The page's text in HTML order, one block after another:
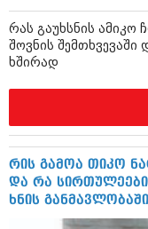
თებერვალი
იანვარი
(157)
სექტემბერი
აგვისტო
ივლისი
ივნისი
მაისი 2010
აპრილი
მარტი
რას გაუხსნის
შოვნის შემთხვევაში
ხშირად
რის გამოა თიკო
და რა
ხნის განმავლობაში